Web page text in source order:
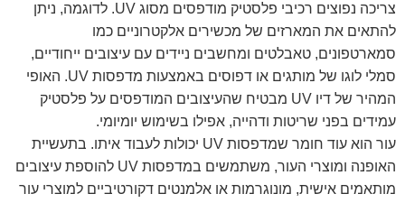
צריכה נפוצים רכיבי פלסטיק מודפסים מסוג UV. לדוגמה, ניתן
להתאים את המארזים של מכשירים אלקטרוניים כמו
סמארטפונים, טאבלטים ומחשבים ניידים עם עיצובים ייחודיים,
סמלי לוגו של מותגים או דפוסים באמצעות מדפסות UV. האופי
המהיר של דיו UV מבטיח שהעיצובים המודפסים על פלסטיק
עמידים בפני שריטות ודהייה, אפילו בשימוש יומיומי.
עור הוא עוד חומר שמדפסות UV יכולות לעבוד איתו. בתעשיית
האופנה ומוצרי העור, משתמשים במדפסות UV להוספת עיצובים
מותאמים אישית, מונוגרמות או אלמנטים דקורטיביים למוצרי עור